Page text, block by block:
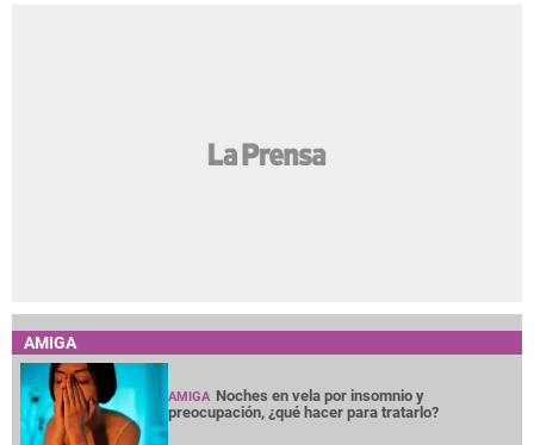
AMIGA
AMIGA Noches en vela por insomnio y
preocupación, ¿qué hacer para tratarlo?